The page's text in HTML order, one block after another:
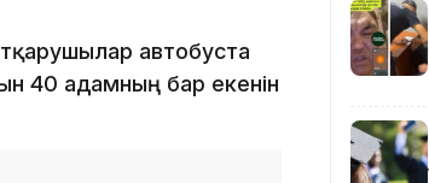
автобуста
40 адамның бар екенін
23:40